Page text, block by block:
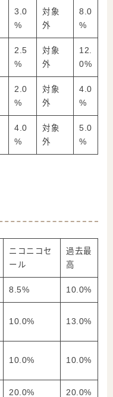
3.0
%
対象
外
8.0
%
2.5
%
対象
外
12.
0%
2.0
%
対象
外
4.0
%
4.0
%
対象
外
5.0
%
ニコニコセ
ール
過去最
高
8.5% 10.0%
10.0% 13.0%
10.0% 10.0%
20.0% 20.0%